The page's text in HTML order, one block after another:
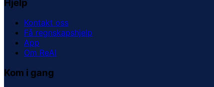
Hjelp
Kontakt oss
Få regnskapshjelp
App
Om ReAI
Kom i gang